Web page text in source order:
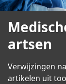
artsen
Verwijzingen
artikelen uit